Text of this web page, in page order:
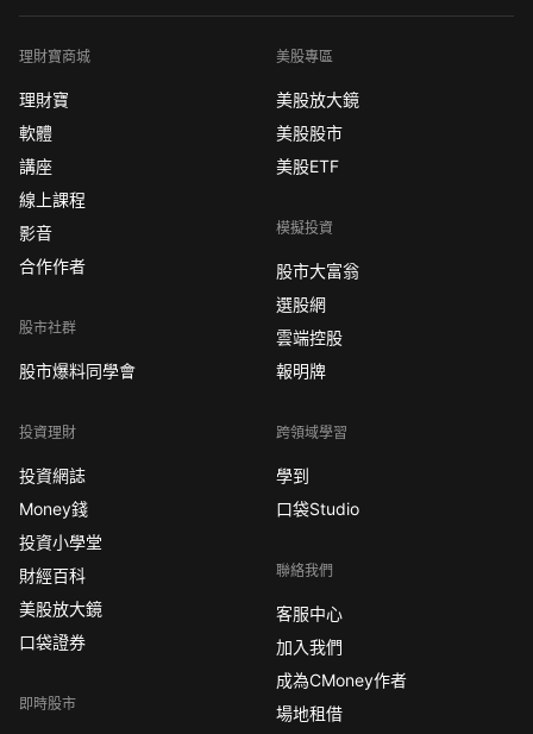
理財寶商城
理財寶
軟體
講座
線上課程
影音
合作作者
股市社群
股市爆料同學會
投資理財
投資網誌
Money錢
投資小學堂
財經百科
美股放大鏡
口袋證券
即時股市
美股專區
美股放大鏡
美股股市
美股ETF
模擬投資
股市大富翁
選股網
雲端控股
報明牌
跨領域學習
學到
口袋Studio
聯絡我們
客服中心
加入我們
成為CMoney作者
場地租借